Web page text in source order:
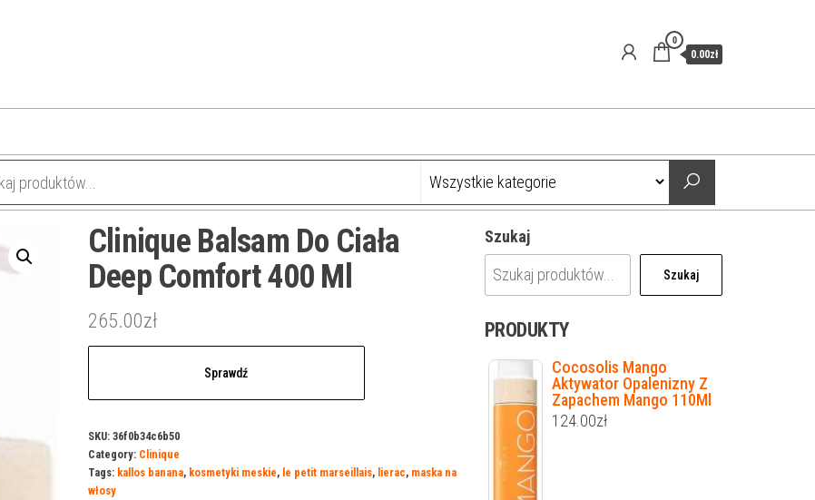
0
0.00zł
Clinique Balsam Do Ciała
Deep Comfort 400 Ml
265.00zł
Sprawdź
SKU: 36f0b34c6b50
Category: Clinique
Tags: kallos banana, kosmetyki meskie, le petit marseillais, lierac, maska na
włosy
Szukaj
Szukaj
PRODUKTY
Cocosolis Mango
Aktywator Opalenizny Z
Zapachem Mango 110Ml
124.00zł